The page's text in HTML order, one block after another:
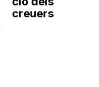
creuers